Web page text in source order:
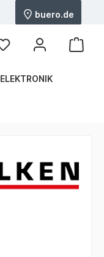
buero.de
ELEKTRONIK